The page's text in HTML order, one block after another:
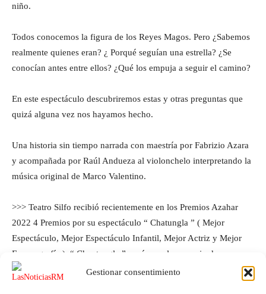
Gestionar consentimiento
niño.
Todos conocemos la figura de los Reyes Magos. Pero ¿Sabemos
realmente quienes eran? ¿ Porqué seguían una estrella? ¿Se
conocían antes entre ellos? ¿Qué los empuja a seguir el camino?
En este espectáculo descubriremos estas y otras preguntas que
quizá alguna vez nos hayamos hecho.
Una historia sin tiempo narrada con maestría por Fabrizio Azara
y acompañada por Raúl Andueza al violonchelo interpretando la
música original de Marco Valentino.
>>> Teatro Silfo recibió recientemente en los Premios Azahar
2022 4 Premios por su espectáculo “ Chatungla ” ( Mejor
Espectáculo, Mejor Espectáculo Infantil, Mejor Actriz y Mejor
Escenografía ). “ Chantungla ” pasó por el escenario de
Calasparra en Abril de 2021.